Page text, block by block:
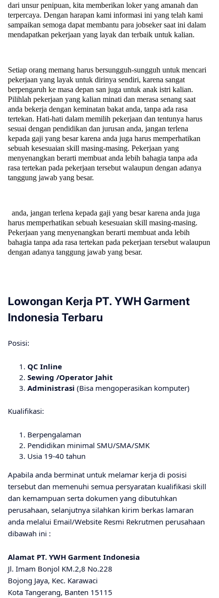
dari unsur penipuan, kita memberikan loker yang amanah dan
terpercaya. Dengan harapan kami informasi ini yang telah kami
sampaikan semoga dapat membantu para jobseker saat ini dalam
mendapatkan pekerjaan yang layak dan terbaik untuk kalian.
Setiap orang memang harus bersungguh-sungguh untuk mencari
pekerjaan yang layak untuk dirinya sendiri, karena sangat
berpengaruh ke masa depan san juga untuk anak istri kalian.
Pilihlah pekerjaan yang kalian minati dan merasa senang saat
anda bekerja dengan keminatan bakat anda, tanpa ada rasa
tertekan. Hati-hati dalam memilih pekerjaan dan tentunya harus
sesuai dengan pendidikan dan jurusan anda, jangan terlena
kepada gaji yang besar karena anda juga harus memperhatikan
sebuah kesesuaian skill masing-masing. Pekerjaan yang
menyenangkan berarti membuat anda lebih bahagia tanpa ada
rasa tertekan pada pekerjaan tersebut walaupun dengan adanya
tanggung jawab yang besar.
anda, jangan terlena kepada gaji yang besar karena anda juga
harus memperhatikan sebuah kesesuaian skill masing-masing.
Pekerjaan yang menyenangkan berarti membuat anda lebih
bahagia tanpa ada rasa tertekan pada pekerjaan tersebut walaupun
dengan adanya tanggung jawab yang besar.
Lowongan Kerja PT. YWH Garment
Indonesia Terbaru
Posisi:
QC Inline
Sewing /Operator Jahit
Administrasi (Bisa mengoperasikan komputer)
Kualifikasi:
Berpengalaman
Pendidikan minimal SMU/SMA/SMK
Usia 19-40 tahun
Apabila anda berminat untuk melamar kerja di posisi
tersebut dan memenuhi semua persyaratan kualifikasi skill
dan kemampuan serta dokumen yang dibutuhkan
perusahaan, selanjutnya silahkan kirim berkas lamaran
anda melalui Email/Website Resmi Rekrutmen perusahaan
dibawah ini :
Alamat PT. YWH Garment Indonesia
Jl. Imam Bonjol KM.2,8 No.228
Bojong Jaya, Kec. Karawaci
Kota Tangerang, Banten 15115